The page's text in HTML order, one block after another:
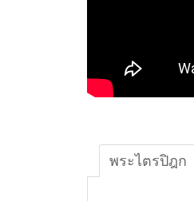
พระไตรปิฎก